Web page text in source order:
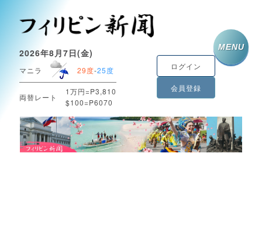
2026年8月7日(金)
マニラ 29度-25度
両替レート
1万円=P3,810
$100=P6070
ログイン
会員登録
MENU